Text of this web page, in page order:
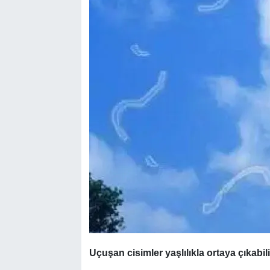
Uçuşan cisimler yaşlılıkla ortaya